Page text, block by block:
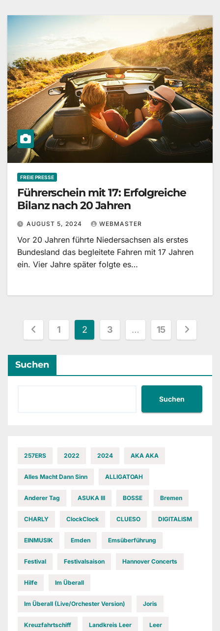
FREIE PRESSE
Führerschein mit 17: Erfolgreiche
Bilanz nach 20 Jahren
AUGUST 5, 2024 WEBMASTER
Vor 20 Jahren führte Niedersachsen als erstes
Bundesland das begleitete Fahren mit 17 Jahren
ein. Vier Jahre später folgte es…
Seitennummerierung
der
Beiträge
1 2 3 … 15
Suchen
Suchen
257ERS 2022 2024 AKA AKA
Alles Macht Dann Sinn ALLIGATOAH
Anderer Tag ASUKA III BOSSE Bremen
CHARLY ClockClock CLUESO DIGITALISM
EINMUSIK Emden Emsüberführung
Festival Festivalsaison Hannover Concerts
Hilfe Im Überall
Im Überall (Live/Orchester Version) Joris
Kreuzfahrtschiff Landkreis Leer Leer